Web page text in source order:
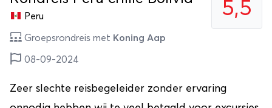
5,5
Peru
Groepsrondreis met Koning Aap
08-09-2024
Zeer slechte reisbegeleider zonder ervaring